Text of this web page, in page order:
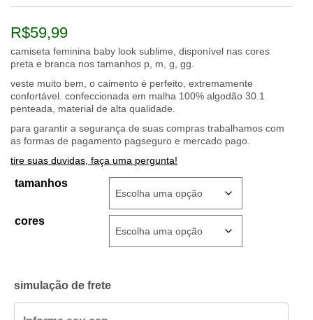
R$59,99
camiseta feminina baby look sublime, disponível nas cores
preta e branca nos tamanhos p, m, g, gg.
veste muito bem, o caimento é perfeito, extremamente
confortável. confeccionada em malha 100% algodão 30.1
penteada, material de alta qualidade.
para garantir a segurança de suas compras trabalhamos com
as formas de pagamento pagseguro e mercado pago.
tire suas duvidas, faça uma pergunta!
tamanhos
cores
simulação de frete